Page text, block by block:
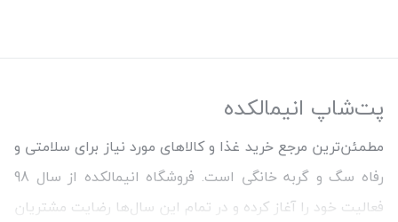
پت‌شاپ انیمالکده
مطمئن‌ترین مرجع خرید غذا و کالاهای مورد نیاز برای سلامتی و
رفاه سگ و گربه خانگی است. فروشگاه انیمالکده از سال 98
فعالیت خود را آغاز کرده و در تمام این سال‌ها رضایت مشتریان